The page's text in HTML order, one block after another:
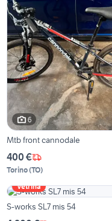
6
Mtb front cannodale
400 €
Torino(TO)
Vetrina
S-works SL7 mis 54